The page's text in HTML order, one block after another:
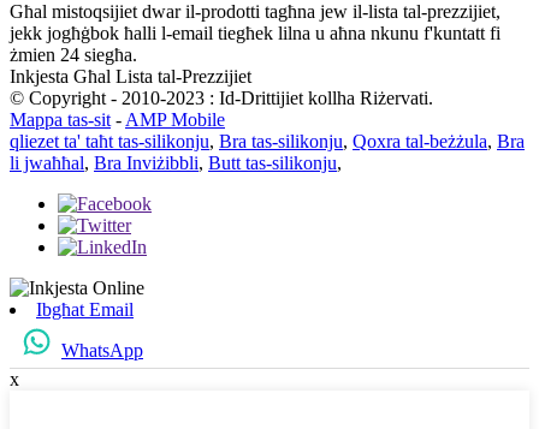
Għal mistoqsijiet dwar il-prodotti tagħna jew il-lista tal-prezzijiet,
jekk jogħġbok ħalli l-email tiegħek lilna u aħna nkunu f'kuntatt fi
żmien 24 siegħa.
Inkjesta Għal Lista tal-Prezzijiet
© Copyright - 2010-2023 : Id-Drittijiet kollha Riżervati.
Mappa tas-sit - AMP Mobile
qliezet ta' taħt tas-silikonju, Bra tas-silikonju, Qoxra tal-beżżula, Bra
li jwaħħal, Bra Inviżibbli, Butt tas-silikonju,
Ibgħat Email
WhatsApp
x